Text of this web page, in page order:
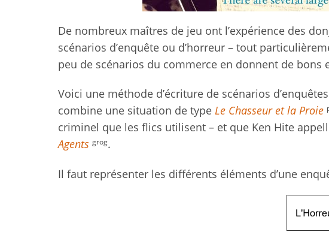
De nombreux maîtres de jeu ont l’expérience des
scénarios d’enquête ou d’horreur – tout
peu de scénarios du commerce en donnent de bons
Voici une méthode d’écriture de scénarios
combine une situation de type Le Chasseur et la Proie
criminel que les flics utilisent – et que Ken Hite
Agents grog.
Il faut représenter les différents éléments d’une